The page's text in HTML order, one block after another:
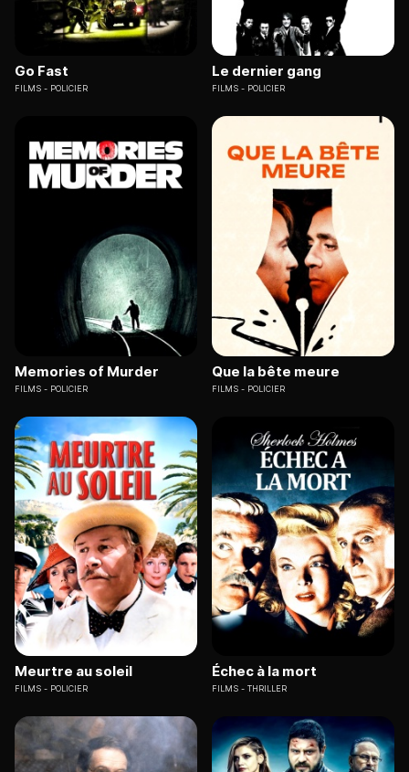
Go Fast
FILMS POLICIER
Le dernier gang
FILMS POLICIER
Memories of Murder
FILMS POLICIER
Que la bête meure
FILMS POLICIER
Meurtre au soleil
FILMS POLICIER
Échec à la mort
FILMS THRILLER